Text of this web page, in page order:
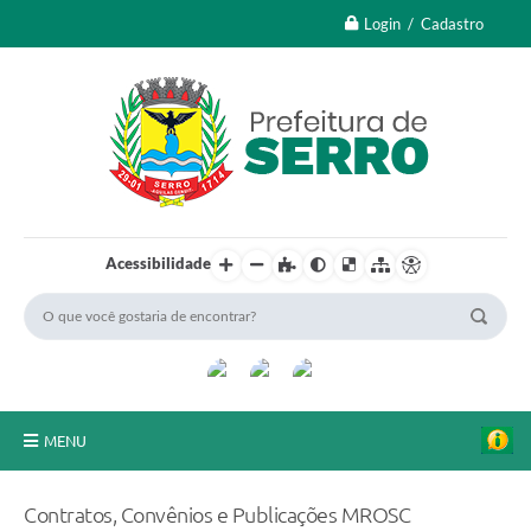
Login / Cadastro
Acessibilidade
MENU
Contratos, Convênios e Publicações MROSC